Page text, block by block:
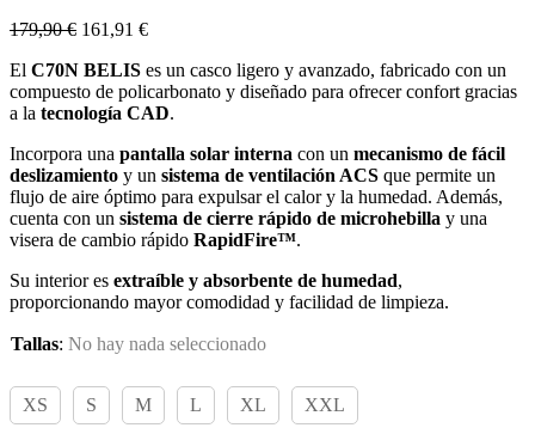
179,90€ 161,91 €
El C70N BELIS es un casco ligero y avanzado, fabricado con un
compuesto de policarbonato y diseñado para ofrecer confort gracias
a la tecnología CAD.
Incorpora una pantalla solar interna con un mecanismo de fácil
deslizamiento y un sistema de ventilación ACS que permite un
flujo de aire óptimo para expulsar el calor y la humedad. Además,
cuenta con un sistema de cierre rápido de microhebilla y una
visera de cambio rápido RapidFire™.
Su interior es extraíble y absorbente de humedad,
proporcionando mayor comodidad y facilidad de limpieza.
Tallas: No hay nada seleccionado
XS S M L XL XXL